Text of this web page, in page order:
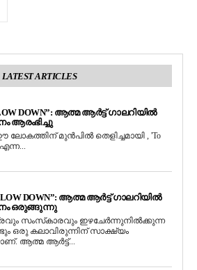
LATEST ARTICLES
DOWN”: ആത്മ ആർട്ട് ഗാലറിയിൽ
ആരംഭിച്ചു
ലോകത്തിന് മുൻപിൽ തെളിച്ചമായി , 'To
എന്ന...
SLOW DOWN”: ആത്മ ആർട്ട് ഗാലറിയിൽ
ഒരുങ്ങുന്നു
സംസ്‌കാരവും ഇഴചേർന്നുനിൽക്കുന്ന
ഒരു കലാവിരുന്നിന് സാക്ഷ്യം
ആത്മ ആർട്ട്...